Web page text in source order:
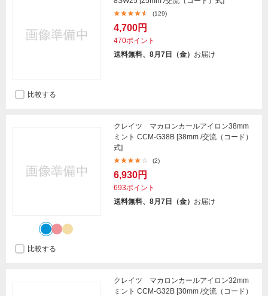
(129)
4,700円
470ポイント
送料無料、8月7日（金） お届け
比較する
クレイツ マカロンカールアイロン38mm
ミント CCM-G38B [38mm /交流（コード）
式]
(2)
6,930円
693ポイント
送料無料、8月7日（金） お届け
比較する
クレイツ マカロンカールアイロン32mm
ミント CCM-G32B [30mm /交流（コード）